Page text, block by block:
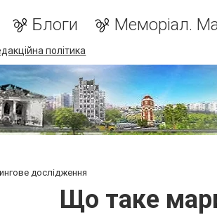
Блоги Меморіал.
політика
дослідження
Що таке